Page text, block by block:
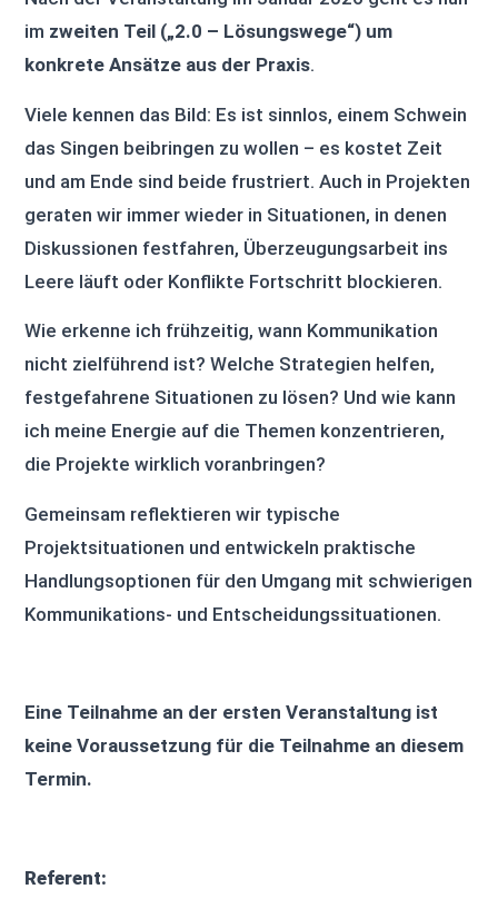
im zweiten Teil („2.0 – Lösungswege“) um
konkrete Ansätze aus der Praxis.
Viele kennen das Bild: Es ist sinnlos, einem Schwein
das Singen beibringen zu wollen – es kostet Zeit
und am Ende sind beide frustriert. Auch in Projekten
geraten wir immer wieder in Situationen, in denen
Diskussionen festfahren, Überzeugungsarbeit ins
Leere läuft oder Konflikte Fortschritt blockieren.
Wie erkenne ich frühzeitig, wann Kommunikation
nicht zielführend ist? Welche Strategien helfen,
festgefahrene Situationen zu lösen? Und wie kann
ich meine Energie auf die Themen konzentrieren,
die Projekte wirklich voranbringen?
Gemeinsam reflektieren wir typische
Projektsituationen und entwickeln praktische
Handlungsoptionen für den Umgang mit schwierigen
Kommunikations- und Entscheidungssituationen.
Eine Teilnahme an der ersten Veranstaltung ist
keine Voraussetzung für die Teilnahme an diesem
Termin.
Referent: